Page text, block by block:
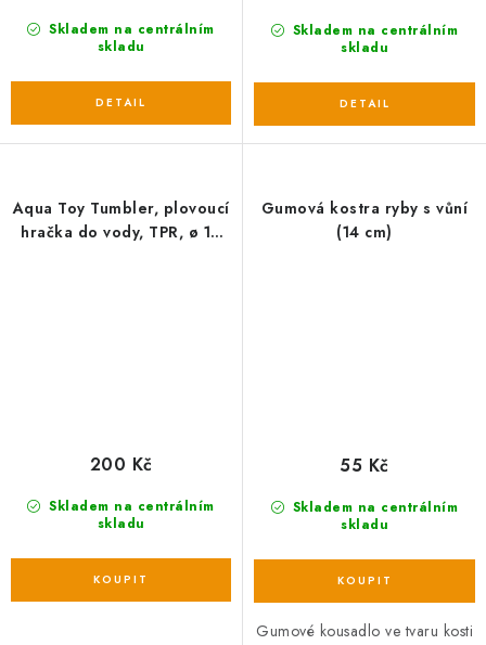
Skladem na centrálním
skladu
Skladem na centrálním
skladu
Aqua Toy Tumbler, plovoucí
hračka do vody, TPR, ø 12
Skladem na centrálním
skladu
200 Kč
Gumová kostra ryby s vůní
(14 cm)
Skladem na centrálním
skladu
55 Kč
Gumové kousadlo ve tvaru kosti